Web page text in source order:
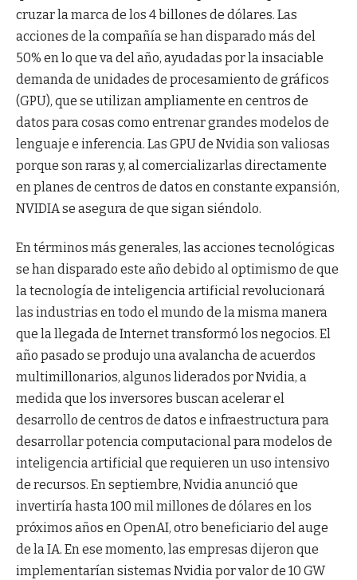
cruzar la marca de los 4 billones de dólares. Las
acciones de la compañía se han disparado más del
50% en lo que va del año, ayudadas por la insaciable
demanda de unidades de procesamiento de gráficos
(GPU), que se utilizan ampliamente en centros de
datos para cosas como entrenar grandes modelos de
lenguaje e inferencia. Las GPU de Nvidia son valiosas
porque son raras y, al comercializarlas directamente
en planes de centros de datos en constante expansión,
NVIDIA se asegura de que sigan siéndolo.
En términos más generales, las acciones tecnológicas
se han disparado este año debido al optimismo de que
la tecnología de inteligencia artificial revolucionará
las industrias en todo el mundo de la misma manera
que la llegada de Internet transformó los negocios. El
año pasado se produjo una avalancha de acuerdos
multimillonarios, algunos liderados por Nvidia, a
medida que los inversores buscan acelerar el
desarrollo de centros de datos e infraestructura para
desarrollar potencia computacional para modelos de
inteligencia artificial que requieren un uso intensivo
de recursos. En septiembre, Nvidia anunció que
invertiría hasta 100 mil millones de dólares en los
próximos años en OpenAI, otro beneficiario del auge
de la IA. En ese momento, las empresas dijeron que
implementarían sistemas Nvidia por valor de 10 GW